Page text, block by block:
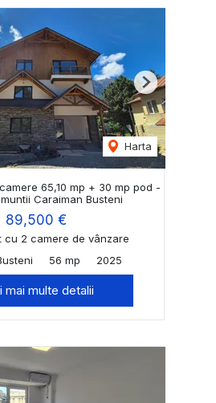
Harta
Next
65,10 mp + 30 mp pod -
Caraiman Busteni
89,500 €
cu 2 camere de vânzare
56 mp 2025
mai multe detalii